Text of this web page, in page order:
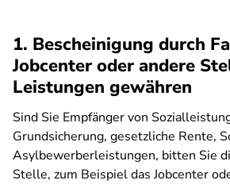
1. Bescheinigung durch
Jobcenter oder andere
Leistungen gewähren
Sind Sie Empfänger von
Grundsicherung, gesetzliche Rente,
Asylbewerberleistungen, bitten Sie
Stelle, zum Beispiel das Jobcenter